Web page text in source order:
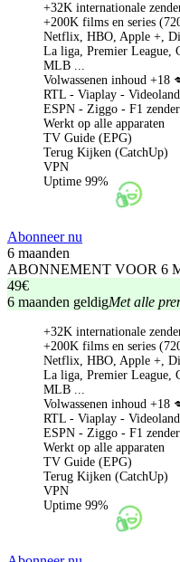
+32K internationale
+200K films en series
Netflix, HBO, Apple +,
La liga, Premier League,
MLB ...
Volwassenen inhoud +18
RTL - Viaplay - Videoland
ESPN - Ziggo - F1
Werkt op alle apparaten
TV Guide (EPG)
Terug Kijken (CatchUp)
VPN
Uptime 99%
Abonneer nu
6 maanden
ABONNEMENT VOOR 6
49€
6 maanden geldigMet alle
+32K internationale
+200K films en series
Netflix, HBO, Apple +,
La liga, Premier League,
MLB ...
Volwassenen inhoud +18
RTL - Viaplay - Videoland
ESPN - Ziggo - F1
Werkt op alle apparaten
TV Guide (EPG)
Terug Kijken (CatchUp)
VPN
Uptime 99%